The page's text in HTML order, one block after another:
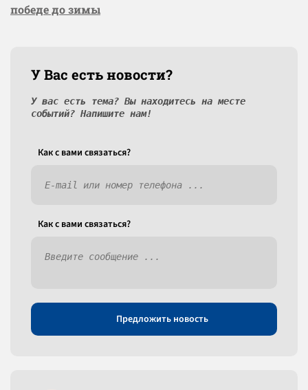
победе до зимы
У Вас есть новости?
У вас есть тема? Вы находитесь на месте
событий? Напишите нам!
Как c вами связаться?
Как c вами связаться?
Предложить новость